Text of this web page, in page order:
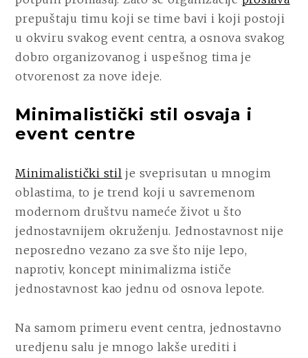
prepuštaju timu koji se time bavi i koji postoji
u okviru svakog event centra, a osnova svakog
dobro organizovanog i uspešnog tima je
otvorenost za nove ideje.
Minimalistički stil osvaja i
event centre
Minimalistički stil je sveprisutan u mnogim
oblastima, to je trend koji u savremenom
modernom društvu nameće život u što
jednostavnijem okruženju. Jednostavnost nije
neposredno vezano za sve što nije lepo,
naprotiv, koncept minimalizma ističe
jednostavnost kao jednu od osnova lepote.
Na samom primeru event centra, jednostavno
uredjenu salu je mnogo lakše urediti i